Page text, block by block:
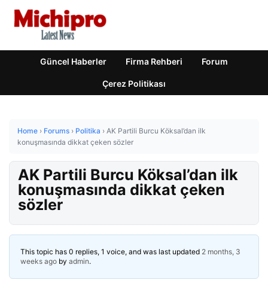
Güncel Haberler Firma Rehberi Forum
Çerez Politikası
Home › Forums › Politika › AK Partili Burcu Köksal’dan ilk
konuşmasında dikkat çeken sözler
AK Partili Burcu Köksal’dan ilk
konuşmasında dikkat çeken
sözler
This topic has 0 replies, 1 voice, and was last updated 2 months, 3
weeks ago by admin.